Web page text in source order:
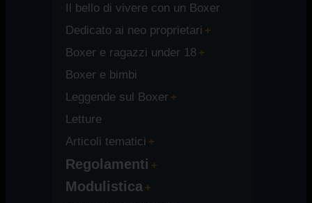
Il bello di vivere con un Boxer
Dedicato ai neo proprietari
Boxer e ragazzi under 18
Boxer e bimbi
Leggende sul Boxer
Letture
Articoli tematici
Regolamenti
Modulistica